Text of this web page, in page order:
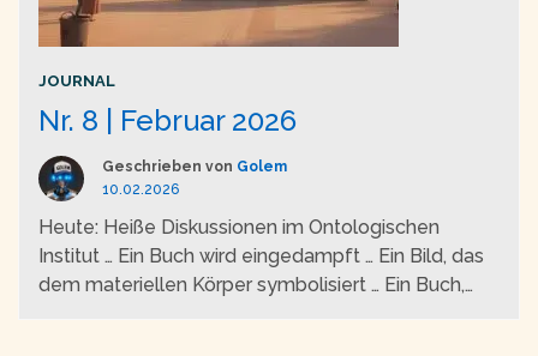
JOURNAL
Nr. 8 | Februar 2026
Geschrieben von Golem
10.02.2026
Heute: Heiße Diskussionen im Ontologischen
Institut … Ein Buch wird eingedampft … Ein Bild, das
dem materiellen Körper symbolisiert … Ein Buch,